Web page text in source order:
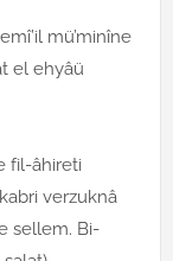
mü’minîne
el ehyâü
fil-âhireti
verzuknâ
sellem. Bi-